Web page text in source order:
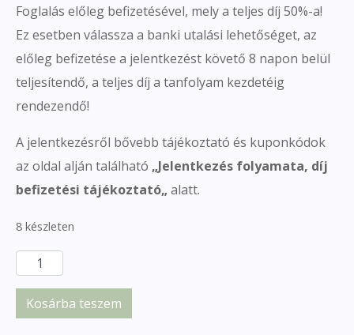
Foglalás előleg befizetésével, mely a teljes díj 50%-a!
Ez esetben válassza a banki utalási lehetőséget, az
előleg befizetése a jelentkezést követő 8 napon belül
teljesítendő, a teljes díj a tanfolyam kezdetéig
rendezendő!
A jelentkezésről bővebb tájékoztató és kuponkódok
az oldal alján található „Jelentkezés folyamata, díj
befizetési tájékoztató„ alatt.
8 készleten
Kosárba teszem